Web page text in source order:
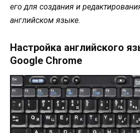
его для создания и
английском языке.
Настройка английского
Google Chrome